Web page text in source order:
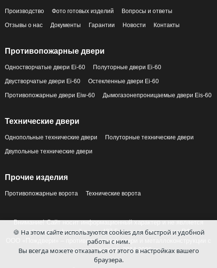
Производство Фото готовых изделий Вопросы и ответы
Отзывы о нас Документы Гарантии Новости Контакты
Противопожарные двери
Одностворчатые двери Ei-60 Полуторные двери Ei-60
Двустворчатые двери Ei-60 Остекленные двери Ei-60
Противопожарные двери Eiw-60 Дымогазонепроницаемые двери Eis-60
Технические двери
Однопольные технические двери Полуторные технические двери
Двупольные технические двери
Прочие изделия
Противопожарные ворота Технические ворота
Внимание! Сайт носит информационный характер и не является
публичной офертой по ст. 437 Гражданского кодекса РФ.
ООО «Пождвери» – противопожарные двери и металлоконструкции с
завода-изготовителя, 2014-2026 гг.
🍪 На этом сайте используются cookies для быстрой и удобной
работы с ним.
Вы всегда можете отказаться от этого в настройках вашего
браузера.